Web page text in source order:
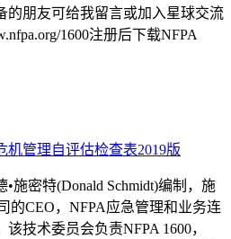
的朋友可给我留言或加入星球交流
1600注册后下载NFPA
机管理自评估检查表2019版
•施密特(Donald Schmidt)编制，施
的CEO，NFPA应急管理和业务连
技术委员会负责NFPA 1600，